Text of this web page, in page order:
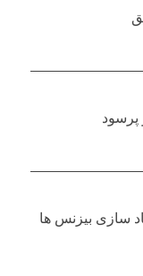
پرسود
سازی بیزنس ها